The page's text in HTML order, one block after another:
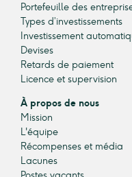
Portefeuille des
Types d’investissements
Investissement
Devises
Retards de paiement
Licence et supervision
À propos de nous
Mission
L'équipe
Récompenses et média
Lacunes